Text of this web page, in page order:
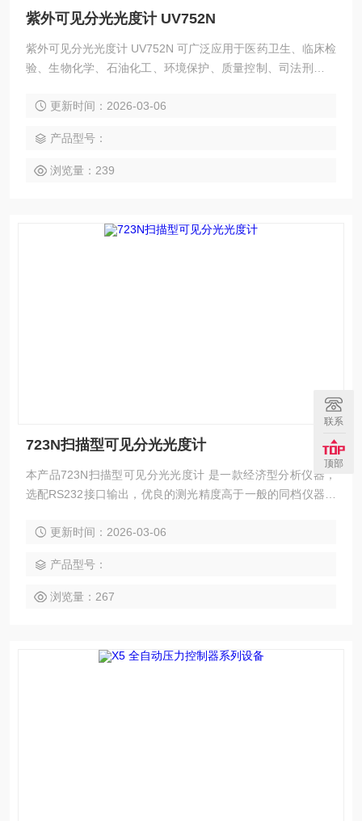
紫外可见分光光度计 UV752N
紫外可见分光光度计 UV752N 可广泛应用于医药卫生、临床检
验、生物化学、石油化工、环境保护、质量控制、司法刑侦、
室重用的分析仪器之一。
更新时间：2026-03-06
产品型号：
浏览量：239
723N扫描型可见分光光度计
本产品723N扫描型可见分光光度计 是一款经济型分析仪器，
选配RS232接口输出，优良的测光精度高于一般的同档仪器。
多领域。更新时间：2026-03-06
产品型号：
浏览量：267
联系
顶部